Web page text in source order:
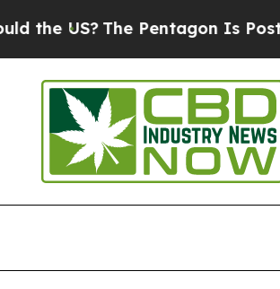
The Pentagon Is Posting Cryptic